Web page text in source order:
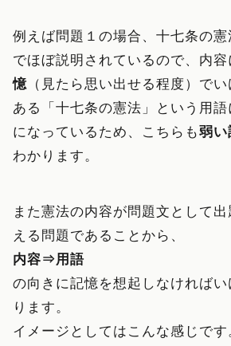
例えば問題１の場合、十七条の
でほぼ説明されているので、内
憶 （見たら思い出せる程度）で
ある「十七条の憲法」という用
になっているため、こちらも弱い
わかります。
また憲法の内容が問題文として
える問題であることから、
内容⇒用語
の向きに記憶を想起しなければ
ります。
イメージとしてはこんな感じです